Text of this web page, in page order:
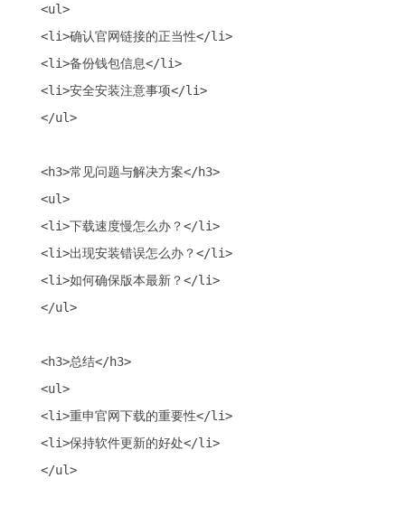
<ul>
<li>确认官网链接的正当性</li>
<li>备份钱包信息</li>
<li>安全安装注意事项</li>
</ul>
<h3>常见问题与解决方案</h3>
<ul>
<li>下载速度慢怎么办？</li>
<li>出现安装错误怎么办？</li>
<li>如何确保版本最新？</li>
</ul>
<h3>总结</h3>
<ul>
<li>重申官网下载的重要性</li>
<li>保持软件更新的好处</li>
</ul>